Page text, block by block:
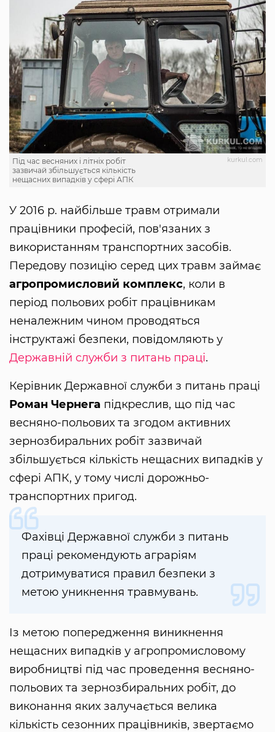
kurkul.com
Під час весняних і літніх робіт
зазвичай збільшується кількість
нещасних випадків у сфері АПК
У 2016 р. найбільше травм отримали
працівники професій, пов'язаних з
використанням транспортних засобів.
Передову позицію серед цих травм займає
агропромисловий комплекс, коли в
період польових робіт працівникам
неналежним чином проводяться
інструктажі безпеки, повідомляють у
Державній служби з питань праці.
Керівник Державної служби з питань праці
Роман Чернега підкреслив, що під час
весняно-польових та згодом активних
зернозбиральних робіт зазвичай
збільшується кількість нещасних випадків у
сфері АПК, у тому числі дорожньо-
транспортних пригод.
Фахівці Державної служби з питань
праці рекомендують аграріям
дотримуватися правил безпеки з
метою уникнення травмувань.
Із метою попередження виникнення
нещасних випадків у агропромисловому
виробництві під час проведення весняно-
польових та зернозбиральних робіт, до
виконання яких залучається велика
кількість сезонних працівників, звертаємо